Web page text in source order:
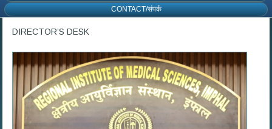
CONTACT/संपर्क
DIRECTOR’S DESK